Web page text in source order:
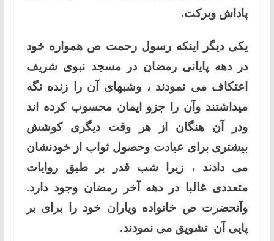
پاداش وبرکت.
یکی دیگر اینکه رسول رحمت ص همواره خود
در دهه پایانی رمضان در مسجد نبوی شریف
اعتکاف می نمودند ، وشبهای آن را زنده نگه
میداشتند وآن را جزو ایمان محسوب کرده اند
ودر آن هنگان از هر وقت دیگری کوشش
بیشتری برای عبادت وحصول ثواب از خودنشان
می دادند ، زیرا شب قدر بر طبق روایات
متعددی غالبا در دهه آخر رمضان وجود دارد.
وآنحضرت ص خانواده ویاران خود را برای بر
پایی آن تشویق می نمودند.